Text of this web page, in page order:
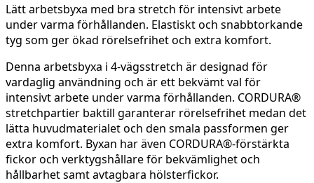
Lätt arbetsbyxa med bra stretch för intensivt arbete
under varma förhållanden. Elastiskt och snabbtorkande
tyg som ger ökad rörelsefrihet och extra komfort.
Denna arbetsbyxa i 4-vägsstretch är designad för
vardaglig användning och är ett bekvämt val för
intensivt arbete under varma förhållanden. CORDURA®
stretchpartier baktill garanterar rörelsefrihet medan det
lätta huvudmaterialet och den smala passformen ger
extra komfort. Byxan har även CORDURA®-förstärkta
fickor och verktygshållare för bekvämlighet och
hållbarhet samt avtagbara hölsterfickor.